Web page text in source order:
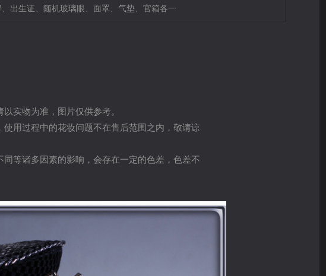
出生证、随机玻璃眼、面罩、气垫、官箱各一
实物为准，图片仅供参考。
用过程中的花妆问题不在售后范围之内，敬请谅
等诸多因素的影响，会存在一定的色差，色差不